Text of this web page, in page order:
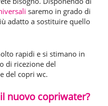
saremo in grado di
adatto a sostituire quello
rapidi e si stimano in
di ricezione del
del copri wc.
nuovo copriwater?